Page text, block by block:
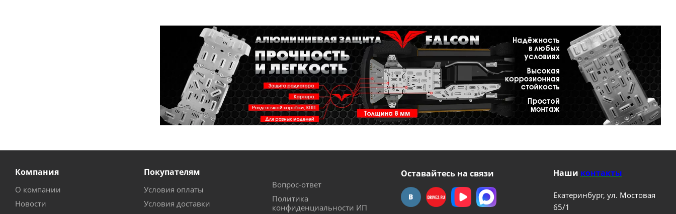
Компания
О компании
Новости
Покупателям
Условия оплаты
Условия доставки
Вопрос-ответ
Политика
конфиденциальности ИП
Оставайтесь на связи Наши контакты
Екатеринбург, ул. Мостовая
65/1